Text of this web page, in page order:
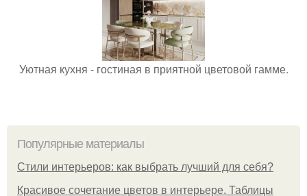
Уютная кухня - гостиная в приятной цветовой гамме.
Популярные материалы
Стили интерьеров: как выбрать лучший для себя?
Красивое сочетание цветов в интерьере. Таблицы